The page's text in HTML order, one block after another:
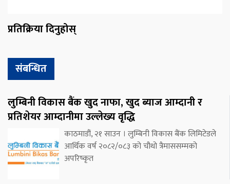
प्रतिक्रिया दिनुहोस्
संबन्धित
लुम्बिनी विकास बैंक खुद नाफा, खुद ब्याज आम्दानी र
प्रतिशेयर आम्दानीमा उल्लेख्य वृद्धि
काठमाडौं, २१ साउन । लुम्बिनी विकास बैंक लिमिटेडले
आर्थिक वर्ष २०८२/०८३ को चौथो त्रैमाससम्मको
अपरिष्कृत